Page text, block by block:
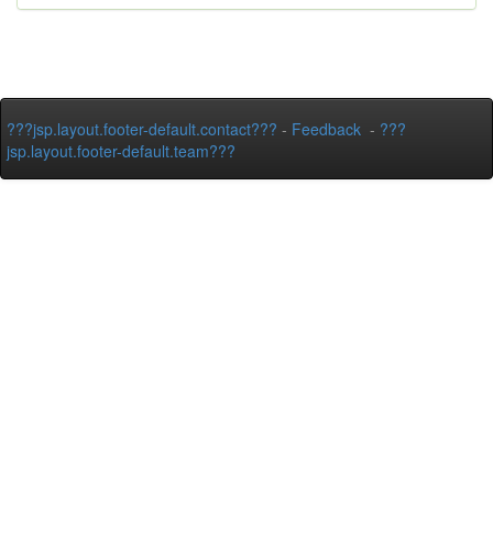
???jsp.layout.footer-default.contact??? - Feedback - ???
jsp.layout.footer-default.team???